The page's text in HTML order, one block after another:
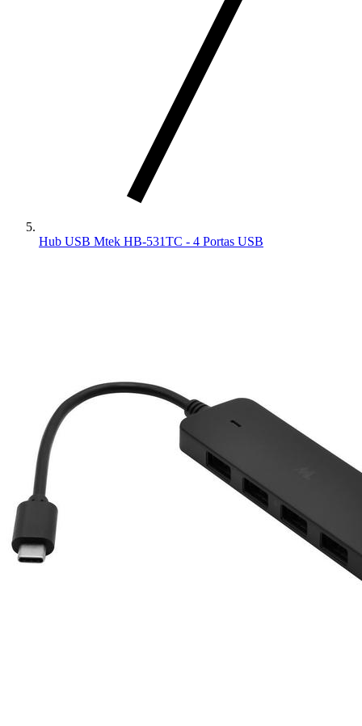
Hub USB Mtek HB-531TC - 4 Portas USB